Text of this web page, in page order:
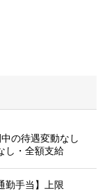
の待遇変動なし
し・全額支給
勤手当】上限